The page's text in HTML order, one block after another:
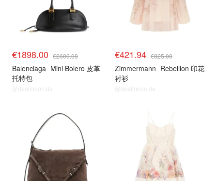
€1898.00 €2600.00
Balenciaga Mini Bolero 皮革
托特包
@dealmoon.de
€421.94 €825.00
Zimmermann Rebellion 印花
衬衫
@dealmoon.de